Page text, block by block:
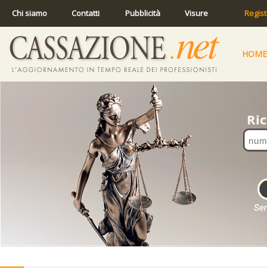
Chi siamo Contatti Pubblicità Visure
HOME